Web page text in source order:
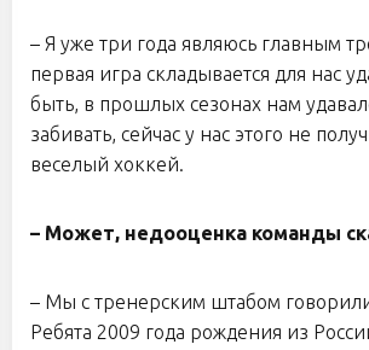
– Я уже три года являюсь главным
первая игра складывается для нас
быть, в прошлых сезонах нам
забивать, сейчас у нас этого не
веселый хоккей.
– Может, недооценка команды
– Мы с тренерским штабом
Ребята 2009 года рождения из